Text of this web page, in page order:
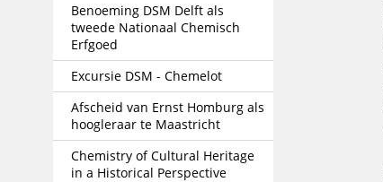
Benoeming DSM Delft als
tweede Nationaal Chemisch
Erfgoed
Excursie DSM - Chemelot
Afscheid van Ernst Homburg als
hoogleraar te Maastricht
Chemistry of Cultural Heritage
in a Historical Perspective